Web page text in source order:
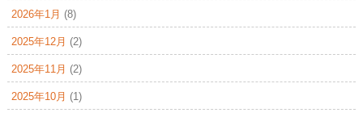
2026年1月 (8)
2025年12月 (2)
2025年11月 (2)
2025年10月 (1)